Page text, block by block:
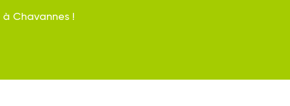
Chavannes !